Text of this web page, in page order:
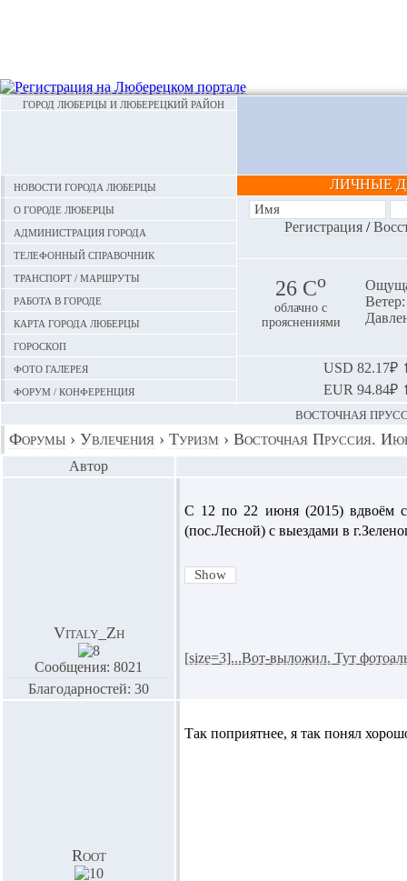
ГОРОД ЛЮБЕРЦЫ И ЛЮБЕРЕЦКИЙ РАЙОН
Новости города Люберцы
О городе Люберцы
Администрация города
Телефонный справочник
Транспорт / маршруты
Работа в городе
Карта города Люберцы
Гороскоп
Фото галерея
Форум / конференция
ЛИЧНЫЕ
Регистрация/
26 Сo
облачно с
прояснениями
USD 82.17₽
EUR 94.84₽
ВОСТОЧНАЯ
Форумы › Увлечения › Туризм › Восточная Пруссия.
Автор
Vitaly_Zh
Сообщения: 8021
Благодарностей: 30
C 12 по 22 июня (2015) вдвоём
(пос.Лесной) с выездами в
[size=3]...Вот-выложил. Тут
Root
Так поприятнее, я так понял